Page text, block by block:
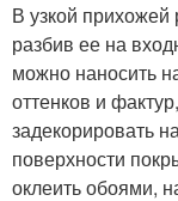
В узкой прихожей
разбив ее на
можно наносить
оттенков и
задекорировать
поверхности
оклеить обоями,